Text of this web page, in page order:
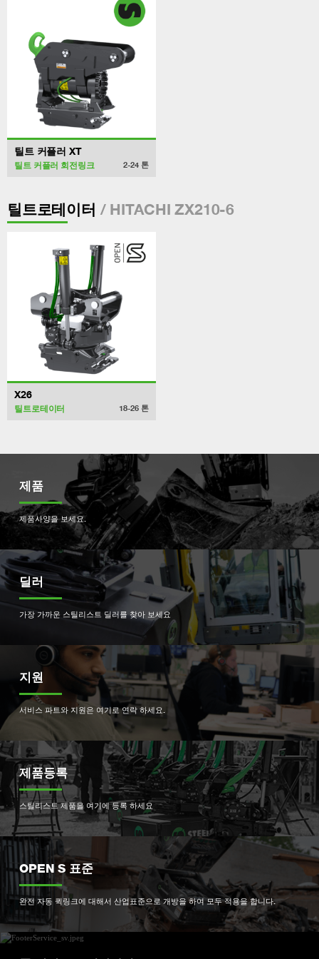
틸트 커플러 XT
틸트 커플러 회전링크 2-24 톤
틸트로테이터 / HITACHI ZX210-6
X26
틸트로테이터 18-26 톤
제품
제품사양을 보세요.
딜러
가장 가까운 스틸리스트 딜러를 찾아 보세요
지원
서비스 파트와 지원은 여기로 연락 하세요.
제품등록
스틸리스트 제품을 여기에 등록 하세요
OPEN S 표준
완전 자동 퀵링크에 대해서 산업표준으로 개방을 하여 모두 적용을 합니다.